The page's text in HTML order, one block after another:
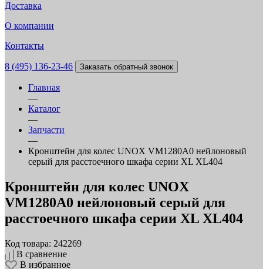
Доставка
О компании
Контакты
8 (495) 136-23-46 Заказать обратный звонок
Главная
—
Каталог
—
Запчасти
—
Кронштейн для колес UNOX VM1280A0 нейлоновый
cерый для расстоечного шкафа серии XL XL404
Кронштейн для колес UNOX
VM1280A0 нейлоновый cерый для
расстоечного шкафа серии XL XL404
Код товара: 242269
В сравнение
В избранное